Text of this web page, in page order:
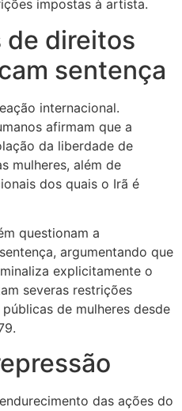
impostas à artista.
de direitos
sentença
internacional.
afirmam que a
da liberdade de
mulheres, além de
dos quais o Irã é
questionam a
argumentando que
explicitamente o
severas restrições
de mulheres desde
das ações do